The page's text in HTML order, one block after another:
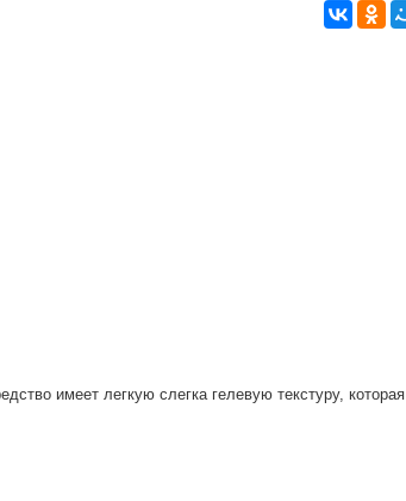
имеет легкую слегка гелевую текстуру, которая